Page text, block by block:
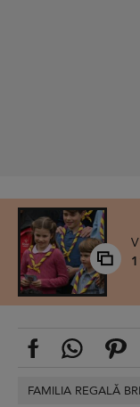
FAMILIA REGALĂ